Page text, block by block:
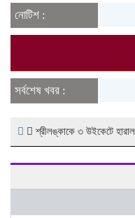
নোটিশ :
সর্বশেষ খবর :
শ্রীলঙ্কাকে ৩ উইকেটে হারাল